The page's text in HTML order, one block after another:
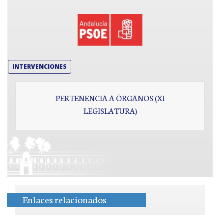
INTERVENCIONES
PERTENENCIA A ÓRGANOS (XI
LEGISLATURA)
Enlaces relacionados